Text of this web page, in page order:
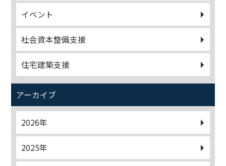
イベント
社会資本整備支援
住宅建築支援
アーカイブ
2026年
2025年